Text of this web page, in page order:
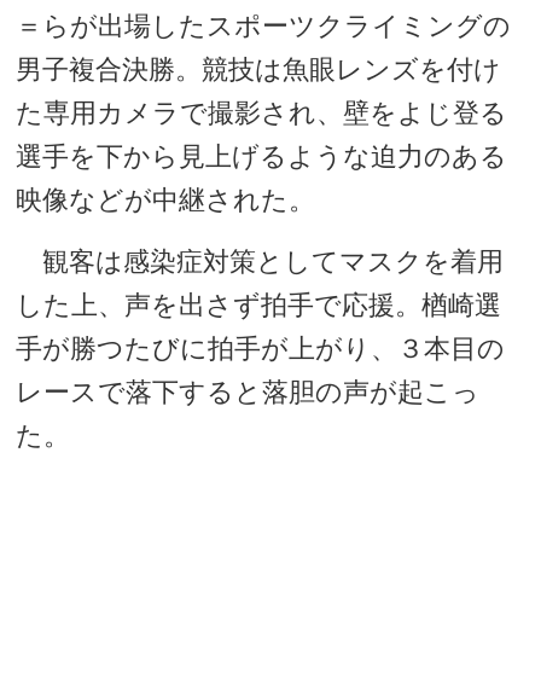
＝らが出場したスポーツクライミングの
男子複合決勝。競技は魚眼レンズを付け
た専用カメラで撮影され、壁をよじ登る
選手を下から見上げるような迫力のある
映像などが中継された。
観客は感染症対策としてマスクを着用
した上、声を出さず拍手で応援。楢崎選
手が勝つたびに拍手が上がり、３本目の
レースで落下すると落胆の声が起こっ
た。